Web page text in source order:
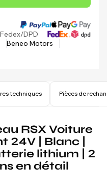
DPD
Beneo Motors
techniques Pièces de
RSX Voiture
24V | Blanc |
lithium | 2
en détail